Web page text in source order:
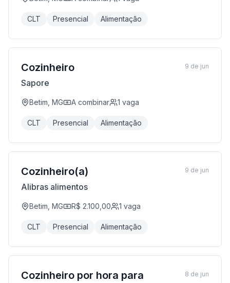
CLT Presencial Alimentação
Cozinheiro
Sapore
Betim, MG A combinar 1 vaga
CLT Presencial Alimentação
9 de jun
Cozinheiro(a)
Alibras alimentos
Betim, MG R$ 2.100,00 1 vaga
CLT Presencial Alimentação
9 de jun
Cozinheiro por hora para
8 de jun